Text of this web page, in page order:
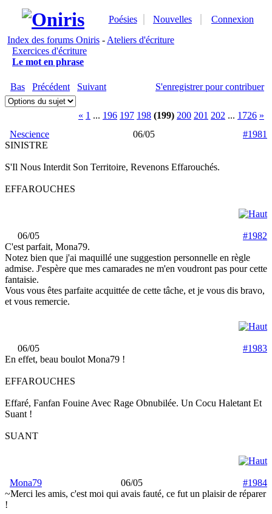
Poésies Nouvelles
Connexion
Index des forums Oniris - Ateliers d'écriture
Exercices d'écriture
Le mot en phrase
Bas Précédent Suivant S'enregistrer pour contribuer
« 1 ... 196 197 198 (199) 200 201 202 ... 1726 »
Nescience
06/05
#1981
SINISTRE
S'Il Nous Interdit Son Territoire, Revenons Effarouchés.
EFFAROUCHES
06/05
#1982
C'est parfait, Mona79.
Notez bien que j'ai maquillé une suggestion personnelle en règle
admise. J'espère que mes camarades ne m'en voudront pas pour cette
fantaisie.
Vous vous êtes parfaite acquittée de cette tâche, et je vous dis bravo,
et vous remercie.
06/05
#1983
En effet, beau boulot Mona79 !
EFFAROUCHES
Effaré, Fanfan Fouine Avec Rage Obnubilée. Un Cocu Haletant Et
Suant !
SUANT
Mona79 06/05
#1984
~Merci les amis, c'est moi qui avais fauté, ce fut un plaisir de réparer
!